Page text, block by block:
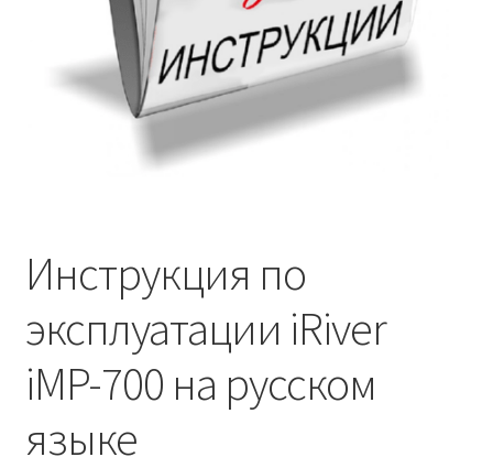
Инструкция по
эксплуатации iRiver
iMP-700 на русском
языке